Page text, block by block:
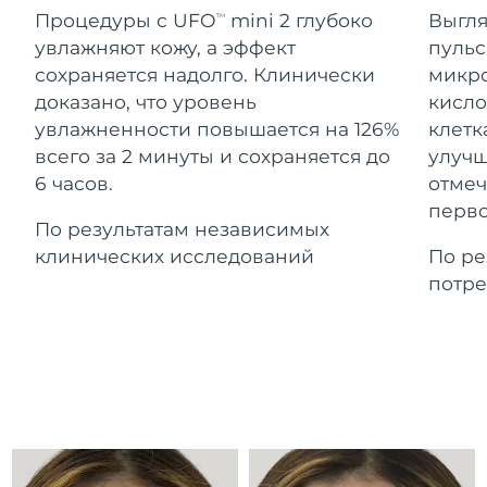
Процедуры с UFOTM
mini 2 глубоко
увлажняют кожу, а эффект
сохраняется надолго. Клинически
доказано, что уровень
увлажненности повышается на 126%
всего за 2 минуты и сохраняется до
6 часов.
По результатам независимых
клинических исследований
По
For healthy hair
18% PAP
Косметика Для мужчин
Купить
FOREO APP
Гибралтар
Ожидаемая дата доставки
8/14/26
Греция
Ожидаемая дата доставки
8/10/26
Гонконг (САР)
8/11/26
Венгрия
Ожидаемая дата доставки
8/11/26
о-в Мэн
Ожидаемая дата доставки